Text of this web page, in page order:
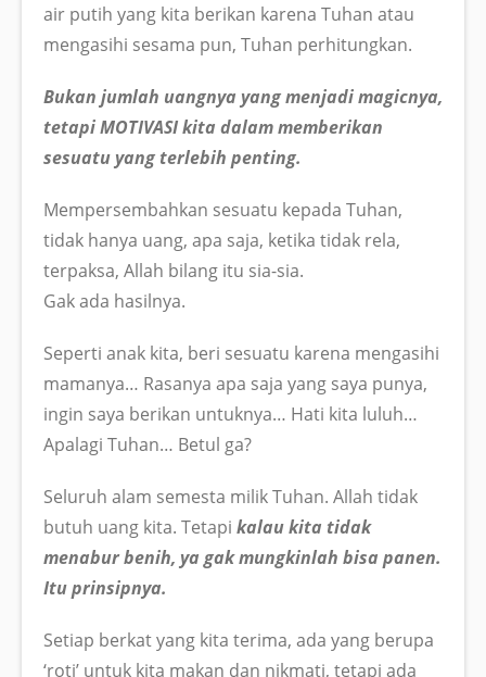
air putih yang kita berikan karena Tuhan atau
mengasihi sesama pun, Tuhan perhitungkan.
Bukan jumlah uangnya yang menjadi magicnya,
tetapi MOTIVASI kita dalam memberikan
sesuatu yang terlebih penting.
Mempersembahkan sesuatu kepada Tuhan,
tidak hanya uang, apa saja, ketika tidak rela,
terpaksa, Allah bilang itu sia-sia.
Gak ada hasilnya.
Seperti anak kita, beri sesuatu karena mengasihi
mamanya… Rasanya apa saja yang saya punya,
ingin saya berikan untuknya… Hati kita luluh…
Apalagi Tuhan… Betul ga?
Seluruh alam semesta milik Tuhan. Allah tidak
butuh uang kita. Tetapi kalau kita tidak
menabur benih, ya gak mungkinlah bisa panen.
Itu prinsipnya.
Setiap berkat yang kita terima, ada yang berupa
‘roti’ untuk kita makan dan nikmati, tetapi ada